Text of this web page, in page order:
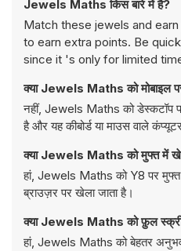
Jewels Maths किस बारे में है?
Match these jewels and
to earn extra points. Be
since it 's only for limited
क्या Jewels Maths को मोबाइल
नहीं, Jewels Maths को डेस्कटॉप
है और यह कीबोर्ड या माउस वाले
क्या Jewels Maths को मुफ्त में
हां, Jewels Maths को Y8 पर
ब्राउज़र पर खेला जाता है।
क्या Jewels Maths को फ़ुल
हां, Jewels Maths को बेहतर